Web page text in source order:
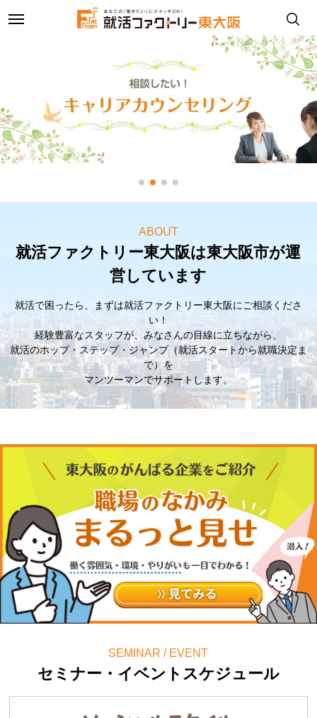
toggle
navigation
ABOUT
就活ファクトリー東大阪は東大阪市が運
営しています
就活で困ったら、まずは就活ファクトリー東大阪にご相談くださ
い！
経験豊富なスタッフが、みなさんの目線に立ちながら、
就活のホップ・ステップ・ジャンプ（就活スタートから就職決定ま
で）を
マンツーマンでサポートします。
SEMINAR / EVENT
セミナー・イベントスケジュール